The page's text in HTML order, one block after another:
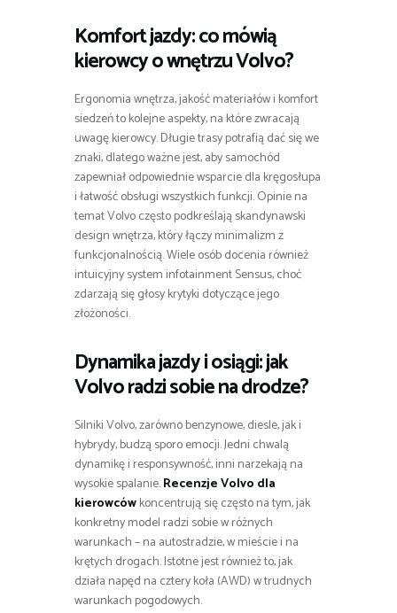
Komfort jazdy: co mówią
kierowcy o wnętrzu Volvo?
Ergonomia wnętrza, jakość materiałów i komfort
siedzeń to kolejne aspekty, na które zwracają
uwagę kierowcy. Długie trasy potrafią dać się we
znaki, dlatego ważne jest, aby samochód
zapewniał odpowiednie wsparcie dla kręgosłupa
i łatwość obsługi wszystkich funkcji. Opinie na
temat Volvo często podkreślają skandynawski
design wnętrza, który łączy minimalizm z
funkcjonalnością. Wiele osób docenia również
intuicyjny system infotainment Sensus, choć
zdarzają się głosy krytyki dotyczące jego
złożoności.
Dynamika jazdy i osiągi: jak
Volvo radzi sobie na drodze?
Silniki Volvo, zarówno benzynowe, diesle, jak i
hybrydy, budzą sporo emocji. Jedni chwalą
dynamikę i responsywność, inni narzekają na
wysokie spalanie.Recenzje Volvo dla
kierowcówkoncentrują się często na tym, jak
konkretny model radzi sobie w różnych
warunkach – na autostradzie, w mieście i na
krętych drogach. Istotne jest również to, jak
działa napęd na cztery koła (AWD) w trudnych
warunkach pogodowych.